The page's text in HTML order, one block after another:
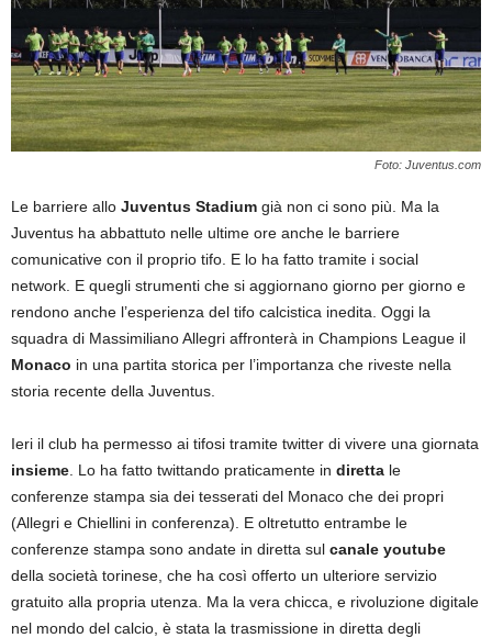
Foto: Juventus.com
Le barriere allo Juventus Stadium già non ci sono più. Ma la
Juventus ha abbattuto nelle ultime ore anche le barriere
comunicative con il proprio tifo. E lo ha fatto tramite i social
network. E quegli strumenti che si aggiornano giorno per giorno e
rendono anche l’esperienza del tifo calcistica inedita. Oggi la
squadra di Massimiliano Allegri affronterà in Champions League il
Monaco in una partita storica per l’importanza che riveste nella
storia recente della Juventus.
Ieri il club ha permesso ai tifosi tramite twitter di vivere una giornata
insieme . Lo ha fatto twittando praticamente in diretta le
conferenze stampa sia dei tesserati del Monaco che dei propri
(Allegri e Chiellini in conferenza). E oltretutto entrambe le
conferenze stampa sono andate in diretta sul canale youtube
della società torinese, che ha così offerto un ulteriore servizio
gratuito alla propria utenza. Ma la vera chicca, e rivoluzione digitale
nel mondo del calcio, è stata la trasmissione in diretta degli